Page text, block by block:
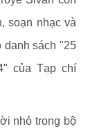
soạn nhạc và
danh sách "25
của Tạp chí
nhỏ trong bộ